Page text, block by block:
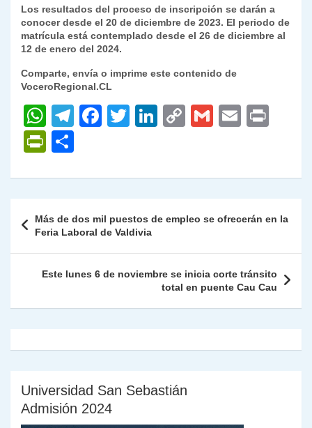
Los resultados del proceso de inscripción se darán a
conocer desde el 20 de diciembre de 2023. El periodo de
matrícula está contemplado desde el 26 de diciembre al
12 de enero del 2024.
Comparte, envía o imprime este contenido de
VoceroRegional.CL
W
h
at
s
p
p
T
gr
m
F
e
o
o
k
T
er
Li
e
n
C
y
n
k
G
l
E
l
P
nt
Fr
ie
n
dl
m
p
ar
tir
de
entradas
Más de dos mil puestos de empleo se ofrecerán en la
Feria Laboral de Valdivia
Este lunes 6 de noviembre se inicia corte tránsito
total en puente Cau Cau
Universidad San Sebastián
Admisión 2024